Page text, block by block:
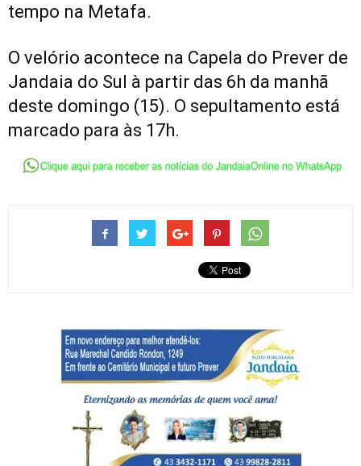
tempo na Metafa.
O velório acontece na Capela do Prever de
Jandaia do Sul à partir das 6h da manhã
deste domingo (15). O sepultamento está
marcado para às 17h.